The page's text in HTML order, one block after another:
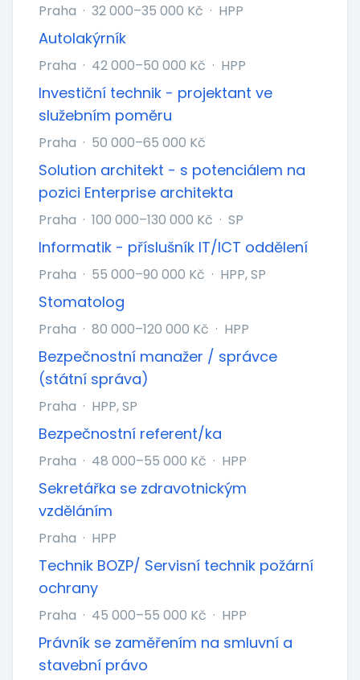
Praha · 32 000–35 000 Kč · HPP
Autolakýrník
Praha · 42 000–50 000 Kč · HPP
Investiční technik - projektant ve
služebním poměru
Praha · 50 000–65 000 Kč
Solution architekt - s potenciálem na
pozici Enterprise architekta
Praha · 100 000–130 000 Kč · SP
Informatik - příslušník IT/ICT oddělení
Praha · 55 000–90 000 Kč · HPP, SP
Stomatolog
Praha · 80 000–120 000 Kč · HPP
Bezpečnostní manažer / správce
(státní správa)
Praha · HPP, SP
Bezpečnostní referent/ka
Praha · 48 000–55 000 Kč · HPP
Sekretářka se zdravotnickým
vzděláním
Praha · HPP
Technik BOZP/ Servisní technik požární
ochrany
Praha · 45 000–55 000 Kč · HPP
Právník se zaměřením na smluvní a
stavební právo